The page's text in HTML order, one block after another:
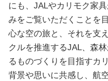
にも、JALやカリモク家
みをご覧いただくことを
心な空の旅と、それを支
クルを推進するJAL、森
るものづくりを目指すカ
背景や思いに共感し、航